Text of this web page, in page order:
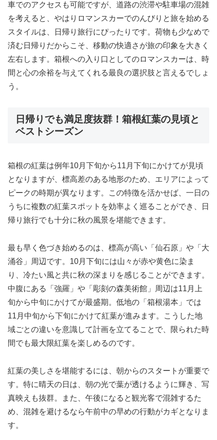
車でのアクセスも可能ですが、道路の渋滞や駐車場の混雑
を考えると、やはりロマンスカーでのんびりと旅を始める
スタイルは、日帰り旅行にぴったりです。荷物も少なめで
済む日帰りだからこそ、移動の快適さが旅の印象を大きく
左右します。箱根への入り口としてのロマンスカーは、時
間と心の余裕を与えてくれる最良の選択肢と言えるでしょ
う。
日帰りでも満足度抜群！箱根紅葉の見頃と
ベストシーズン
箱根の紅葉は例年10月下旬から11月下旬にかけてが見頃
となりますが、標高差のある地形のため、エリアによって
ピークの時期が異なります。この特徴を活かせば、一日の
うちに複数の紅葉スポットを効率よく巡ることができ、日
帰り旅行でも十分に秋の風景を堪能できます。
最も早く色づき始めるのは、標高が高い「仙石原」や「大
涌谷」周辺です。10月下旬には山々が赤や黄色に染ま
り、冷たい風と共に秋の深まりを感じることができます。
中腹にある「強羅」や「彫刻の森美術館」周辺は11月上
旬から中旬にかけてが最盛期。低地の「箱根湯本」では
11月中旬から下旬にかけて紅葉が進みます。こうした地
域ごとの違いを意識して計画を立てることで、限られた時
間でも最大限紅葉を楽しめるのです。
紅葉の美しさを堪能するには、朝からのスタートが重要で
す。特に晴天の日は、朝の光で葉が透けるように輝き、写
真映えも抜群。また、午後になると観光客で混雑するた
め、混雑を避けるなら午前中の早めの行動がカギとなりま
す。